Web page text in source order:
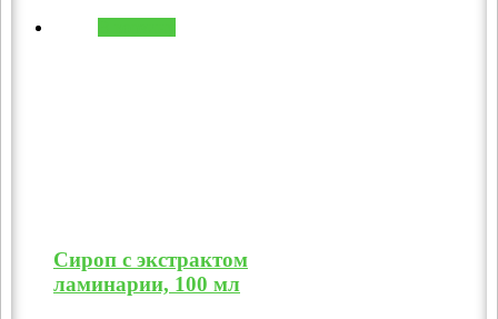
Сироп с экстрактом
ламинарии, 100 мл